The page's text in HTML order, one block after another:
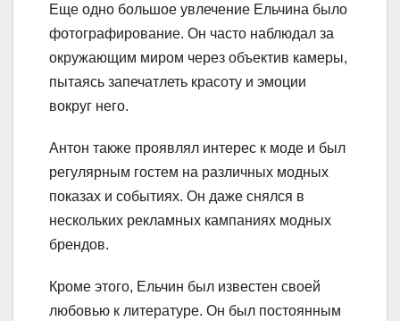
Еще одно большое увлечение Ельчина было
фотографирование. Он часто наблюдал за
окружающим миром через объектив камеры,
пытаясь запечатлеть красоту и эмоции
вокруг него.
Антон также проявлял интерес к моде и был
регулярным гостем на различных модных
показах и событиях. Он даже снялся в
нескольких рекламных кампаниях модных
брендов.
Кроме этого, Ельчин был известен своей
любовью к литературе. Он был постоянным